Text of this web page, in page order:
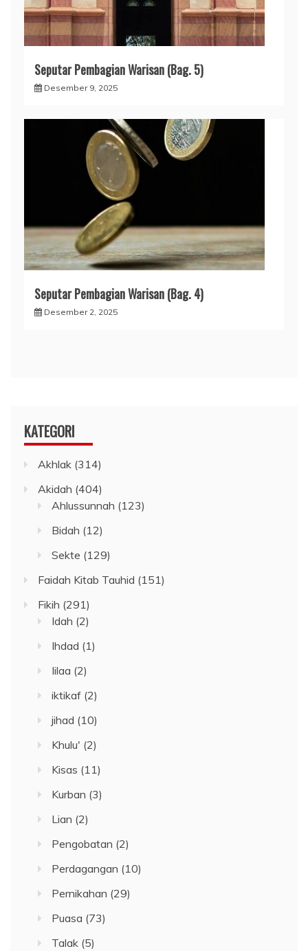
Seputar Pembagian Warisan (Bag. 5)
Desember 9, 2025
Seputar Pembagian Warisan (Bag. 4)
Desember 2, 2025
KATEGORI
Akhlak (314)
Akidah (404)
Ahlussunnah (123)
Bidah (12)
Sekte (129)
Faidah Kitab Tauhid (151)
Fikih (291)
Idah (2)
Ihdad (1)
Iilaa (2)
iktikaf (2)
jihad (10)
Khulu' (2)
Kisas (11)
Kurban (3)
Lian (2)
Pengobatan (2)
Perdagangan (10)
Pernikahan (29)
Puasa (73)
Talak (5)